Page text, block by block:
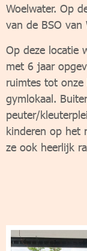
Woelwater. Op
van de BSO van
Op deze locatie
met 6 jaar
ruimtes tot onze
gymlokaal.
peuter/
kinderen op het
ze ook heerlijk